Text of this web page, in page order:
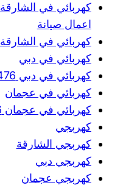
اعمال صيانة
كهربائي في الشارقة 0557714476
كهربائي في دبي
كهربائي في دبي 0557714476
كهربائي في عجمان
كهربائي في عجمان 0557714476
كهربجي
كهربجي الشارقة
كهربجي دبي
كهربجي عجمان